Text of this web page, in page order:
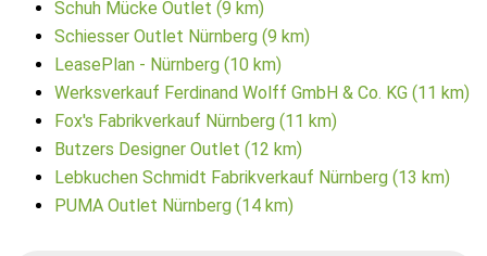
Schuh Mücke Outlet (9 km)
Schiesser Outlet Nürnberg (9 km)
LeasePlan - Nürnberg (10 km)
Werksverkauf Ferdinand Wolff GmbH & Co. KG (11 km)
Fox's Fabrikverkauf Nürnberg (11 km)
Butzers Designer Outlet (12 km)
Lebkuchen Schmidt Fabrikverkauf Nürnberg (13 km)
PUMA Outlet Nürnberg (14 km)